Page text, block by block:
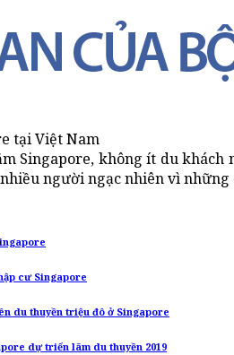
tại Việt Nam
Singapore, không ít du
người ngạc nhiên vì
cư Singapore
du thuyền triệu đô ở Singapore
dự triển lãm du thuyền 2019